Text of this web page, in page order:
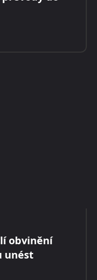
obvinění
unést